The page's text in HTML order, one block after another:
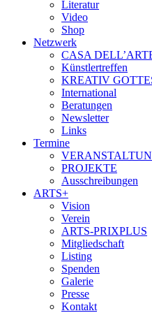
Literatur
Video
Shop
Netzwerk
CASA
Künstlertreffen
KREATIV
International
Beratungen
Newsletter
Links
Termine
PROJEKTE
Ausschreibungen
ARTS+
Vision
Verein
ARTS-PRIXPLUS
Mitgliedschaft
Listing
Spenden
Galerie
Presse
Kontakt